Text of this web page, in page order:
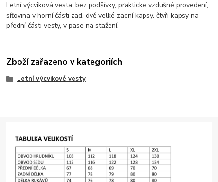
Letní výcviková vesta, bez podšívky, praktické vzdušné provedení,
síťovina v horní části zad, dvě velké zadní kapsy, čtyři kapsy na
přední části vesty, v pase na stažení.
Zboží zařazeno v kategoriích
Letní výcvikové vesty